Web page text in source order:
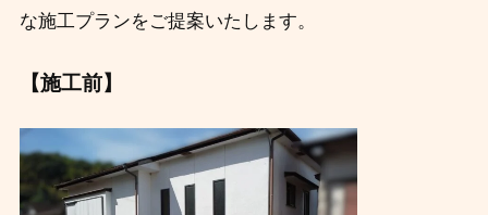
な施工プランをご提案いたします。
【施工前】